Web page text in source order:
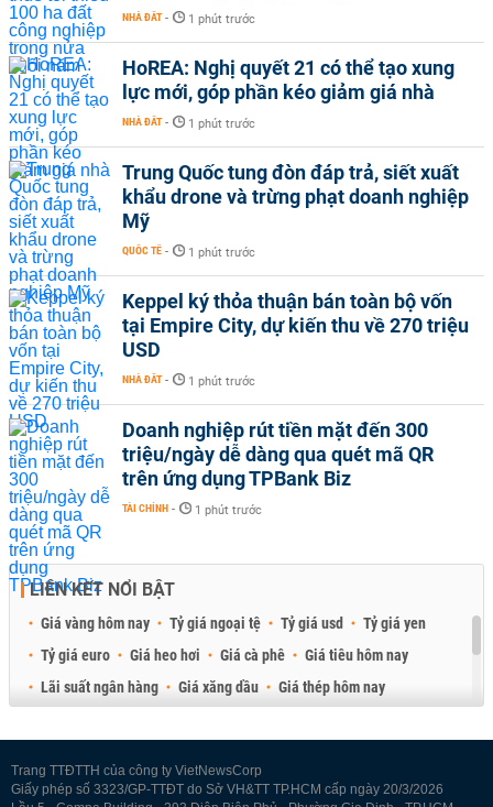
NHÀ ĐẤT - 1 phút trước
HoREA: Nghị quyết 21 có thể tạo xung
lực mới, góp phần kéo giảm giá nhà
NHÀ ĐẤT - 1 phút trước
Trung Quốc tung đòn đáp trả, siết xuất
khẩu drone và trừng phạt doanh nghiệp
Mỹ
QUỐC TẾ - 1 phút trước
Keppel ký thỏa thuận bán toàn bộ vốn
tại Empire City, dự kiến thu về 270 triệu
USD
NHÀ ĐẤT - 1 phút trước
Doanh nghiệp rút tiền mặt đến 300
triệu/ngày dễ dàng qua quét mã QR
trên ứng dụng TPBank Biz
TÀI CHÍNH - 1 phút trước
LIÊN KẾT NỔI BẬT
Giá vàng hôm nay Tỷ giá ngoại tệ Tỷ giá usd
Tỷ giá yen
Tỷ giá euro
Giá heo hơi Giá cà phê
Giá tiêu hôm nay
Lãi suất ngân hàng
Giá xăng dầu
Giá thép hôm nay
Trang TTĐTTH của công ty VietNewsCorp
Giấy phép số 3323/GP-TTĐT do Sở VH&TT TP.HCM cấp ngày 20/3/2026